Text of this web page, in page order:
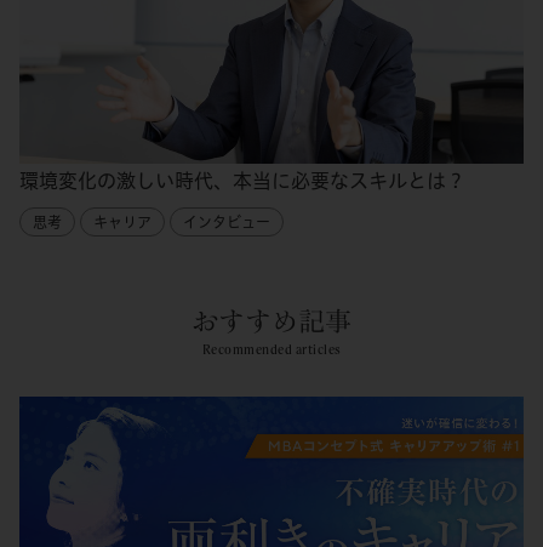
環境変化の激しい時代、本当に必要なスキルとは？
思考 キャリア インタビュー
おすすめ記事
Recommended articles